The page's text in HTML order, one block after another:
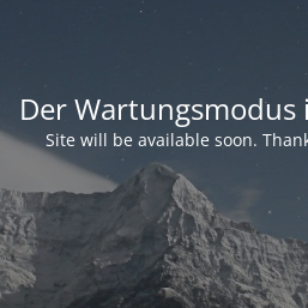
Der Wartungsmodus
Site will be available soon.